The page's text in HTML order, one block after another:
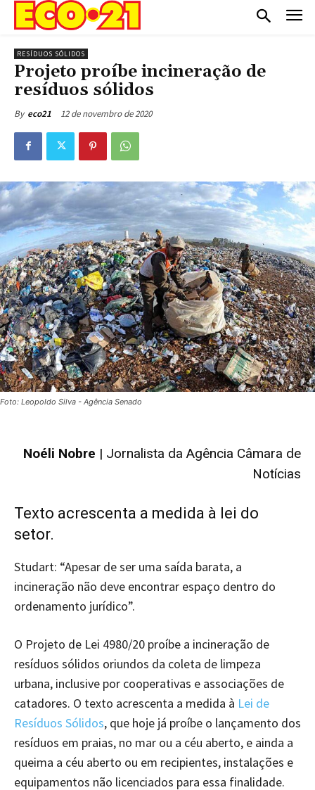
RESÍDUOS SÓLIDOS
Projeto proíbe incineração de
resíduos sólidos
By eco21 12 de novembro de 2020
Foto: Leopoldo Silva - Agência Senado
Noéli Nobre | Jornalista da Agência Câmara de
Notícias
Texto acrescenta a medida à lei do
setor.
Studart: “Apesar de ser uma saída barata, a
incineração não deve encontrar espaço dentro do
ordenamento jurídico”.
O Projeto de Lei 4980/20 proíbe a incineração de
resíduos sólidos oriundos da coleta de limpeza
urbana, inclusive por cooperativas e associações de
catadores. O texto acrescenta a medida à Lei de
Resíduos Sólidos, que hoje já proíbe o lançamento dos
resíduos em praias, no mar ou a céu aberto, e ainda a
queima a céu aberto ou em recipientes, instalações e
equipamentos não licenciados para essa finalidade.